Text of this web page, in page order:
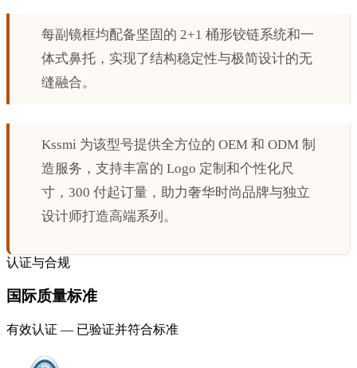
每副镜框均配备坚固的 2+1 桶形铰链系统和一
体式鼻托，实现了结构稳定性与极简设计的无
缝融合。
Kssmi 为该型号提供全方位的 OEM 和 ODM 制
造服务，支持丰富的 Logo 定制和个性化尺
寸，300 付起订量，助力奢华时尚品牌与独立
设计师打造高端系列。
认证与合规
国际质量标准
有效认证 — 已验证并符合标准